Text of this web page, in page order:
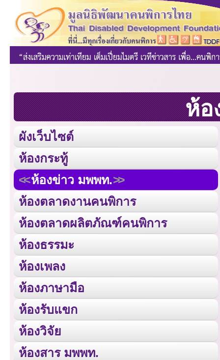
ห้อ
ผังเว็บไซต์
ห้องกระทู้
ห้องข่าว มพพท.
ห้องตลาดงานคนพิการ
ห้องตลาดผลิตภัณฑ์คนพิการ
ห้องธรรมะ
ห้องเพลง
ห้องภาษามือ
ห้องรับแขก
ห้องวิจัย
ห้องสาร มพพท.